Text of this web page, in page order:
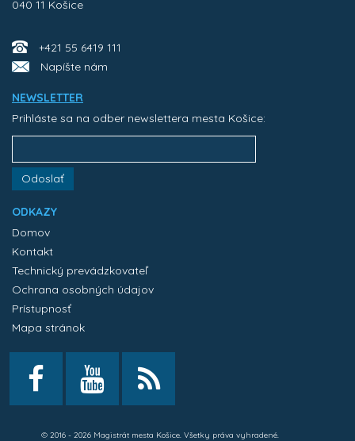
040 11 Košice
+421 55 6419 111
Napíšte nám
NEWSLETTER
Prihláste sa na odber newslettera mesta Košice:
Odoslať
ODKAZY
Domov
Kontakt
Technický prevádzkovateľ
Ochrana osobných údajov
Prístupnosť
Mapa stránok
© 2016 - 2026 Magistrát mesta Košice. Všetky práva vyhradené.